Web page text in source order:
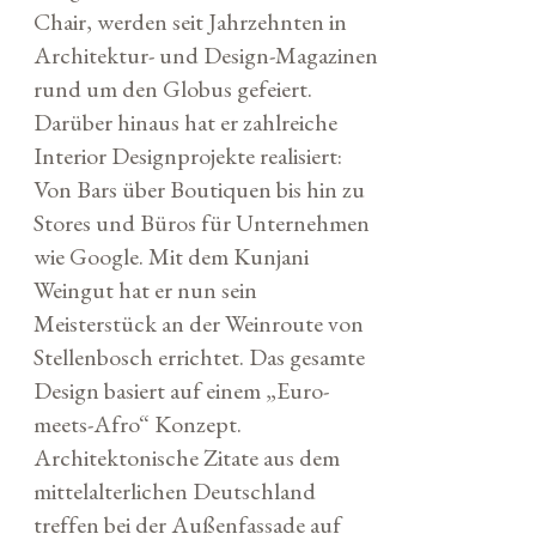
Chair, werden seit Jahrzehnten in
Architektur- und Design-Magazinen
rund um den Globus gefeiert.
Darüber hinaus hat er zahlreiche
Interior Designprojekte realisiert:
Von Bars über Boutiquen bis hin zu
Stores und Büros für Unternehmen
wie Google. Mit dem Kunjani
Weingut hat er nun sein
Meisterstück an der Weinroute von
Stellenbosch errichtet. Das gesamte
Design basiert auf einem „Euro-
meets-Afro“ Konzept.
Architektonische Zitate aus dem
mittelalterlichen Deutschland
treffen bei der Außenfassade auf